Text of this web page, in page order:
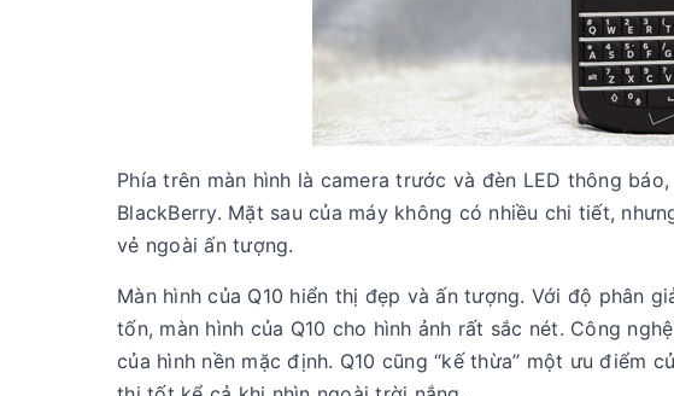
Phía trên màn hình là camera trước và đèn LED thông
BlackBerry. Mặt sau của máy không có nhiều chi tiết,
vẻ ngoài ấn tượng.
Màn hình của Q10 hiển thị đẹp và ấn tượng. Với độ phân
tốn, màn hình của Q10 cho hình ảnh rất sắc nét. Công
của hình nền mặc định. Q10 cũng “kế thừa” một ưu điểm